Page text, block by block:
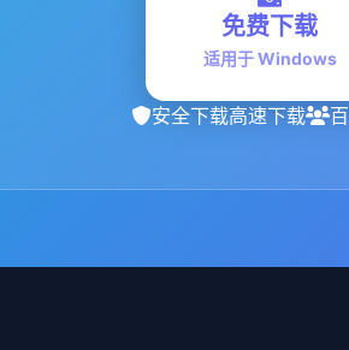
免费下载
适用于 Windows
安全下载高速下载